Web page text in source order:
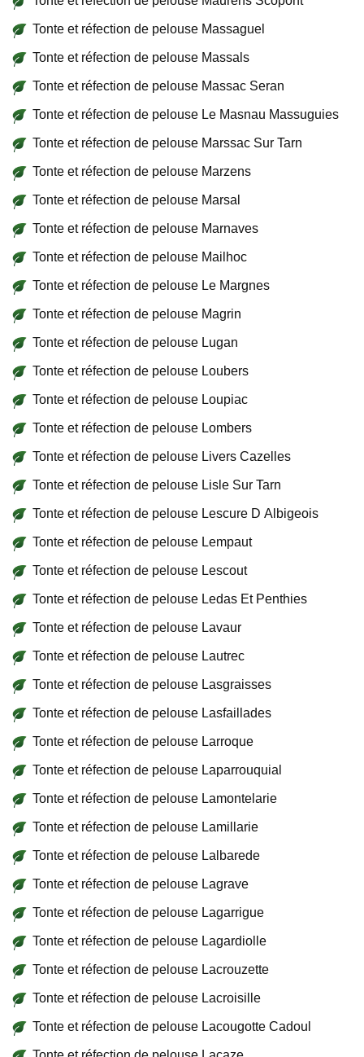
Tonte et réfection de pelouse Massaguel
Tonte et réfection de pelouse Massals
Tonte et réfection de pelouse Massac Seran
Tonte et réfection de pelouse Le Masnau Massuguies
Tonte et réfection de pelouse Marssac Sur Tarn
Tonte et réfection de pelouse Marzens
Tonte et réfection de pelouse Marsal
Tonte et réfection de pelouse Marnaves
Tonte et réfection de pelouse Mailhoc
Tonte et réfection de pelouse Le Margnes
Tonte et réfection de pelouse Magrin
Tonte et réfection de pelouse Lugan
Tonte et réfection de pelouse Loubers
Tonte et réfection de pelouse Loupiac
Tonte et réfection de pelouse Lombers
Tonte et réfection de pelouse Livers Cazelles
Tonte et réfection de pelouse Lisle Sur Tarn
Tonte et réfection de pelouse Lescure D Albigeois
Tonte et réfection de pelouse Lempaut
Tonte et réfection de pelouse Lescout
Tonte et réfection de pelouse Ledas Et Penthies
Tonte et réfection de pelouse Lavaur
Tonte et réfection de pelouse Lautrec
Tonte et réfection de pelouse Lasgraisses
Tonte et réfection de pelouse Lasfaillades
Tonte et réfection de pelouse Larroque
Tonte et réfection de pelouse Laparrouquial
Tonte et réfection de pelouse Lamontelarie
Tonte et réfection de pelouse Lamillarie
Tonte et réfection de pelouse Lalbarede
Tonte et réfection de pelouse Lagrave
Tonte et réfection de pelouse Lagarrigue
Tonte et réfection de pelouse Lagardiolle
Tonte et réfection de pelouse Lacrouzette
Tonte et réfection de pelouse Lacroisille
Tonte et réfection de pelouse Lacougotte Cadoul